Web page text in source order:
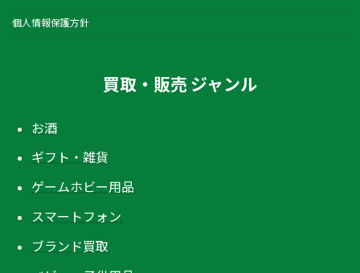
個人情報保護方針
買取・販売 ジャンル
お酒
ギフト・雑貨
ゲームホビー用品
スマートフォン
ブランド買取